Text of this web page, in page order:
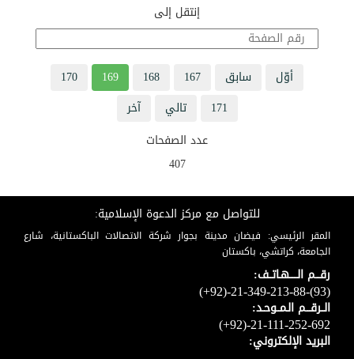
إنتقل إلى
أوّل سابق 167
168
169
170
171
تالي
آخر
عدد الصفحات
407
للتواصل مع مركز الدعوة الإسلامية:
المقر الرئيسي: فيضان مدينة بجوار شركة الاتصالات الباكستانية، شارع
الجامعة، كراتشي، باكستان
رقـــم الـــــهـاتــف:
(+92)-21-349-213-88-(93)
الــرقـــم الـمــوحـد:
(+92)-21-111-252-692
البريد الإلكتروني: